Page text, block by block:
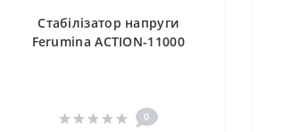
Стабілізатор напруги
Ferumina ACTION-11000
0